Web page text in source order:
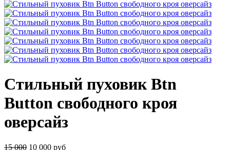
Стильный пуховик Btn
Button свободного кроя
оверсайз
15 000 10 000 руб